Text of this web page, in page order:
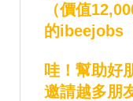
（價值
的ibeejobs
哇！幫助好
邀請越多朋